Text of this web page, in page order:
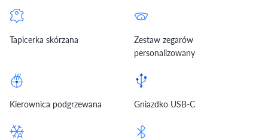
Tapicerka skórzana
Zestaw zegarów
personalizowany
Kierownica podgrzewana Gniazdko USB-C